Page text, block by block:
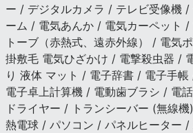
ー / デジタルカメラ / テレビ受像機
ーム / 電気あんか / 電気カーペット
トーブ（赤熱式、遠赤外線） / 電気
掛敷毛 電気ひざかけ / 電撃殺虫器 /
り 液体 マット / 電子辞書 / 電子手
電子卓上計算機 / 電動歯ブラシ / 電
ドライヤー / トランシーバー (無線
熱電球 / パソコン / パネルヒーター